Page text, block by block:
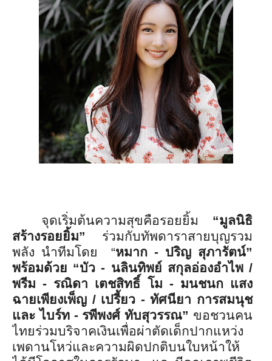
จุดเริ่มต้นความสุขคือรอยยิ้ม “มูลนิธิ
สร้างรอยยิ้ม” ร่วมกับทัพดาราสายบุญรวม
พลัง นำทีมโดย “หมาก - ปริญ สุภารัตน์”
พร้อมด้วย “บัว - นลินทิพย์ สกุลอ่องอำไพ /
พรีม - รณิดา เตชสิทธิ์ โม - มนชนก แสง
ฉายเพียงเพ็ญ / เปรี้ยว - ทัศนียา การสมนุช
และ ไบร์ท - รพีพงศ์ ทับสุวรรณ” ขอชวนคน
ไทยร่วมบริจาคเงินเพื่อผ่าตัดเด็กปากแหว่ง
เพดานโหว่และความผิดปกติบนใบหน้าให้